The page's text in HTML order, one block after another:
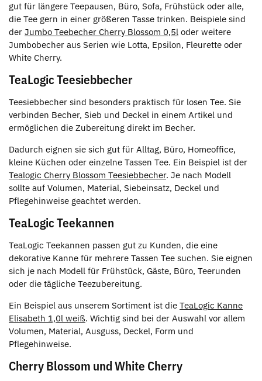
gut für längere Teepausen, Büro, Sofa, Frühstück oder alle,
die Tee gern in einer größeren Tasse trinken. Beispiele sind
der Jumbo Teebecher Cherry Blossom 0,5l oder weitere
Jumbobecher aus Serien wie Lotta, Epsilon, Fleurette oder
White Cherry.
TeaLogic Teesiebbecher
Teesiebbecher sind besonders praktisch für losen Tee. Sie
verbinden Becher, Sieb und Deckel in einem Artikel und
ermöglichen die Zubereitung direkt im Becher.
Dadurch eignen sie sich gut für Alltag, Büro, Homeoffice,
kleine Küchen oder einzelne Tassen Tee. Ein Beispiel ist der
Tealogic Cherry Blossom Teesiebbecher. Je nach Modell
sollte auf Volumen, Material, Siebeinsatz, Deckel und
Pflegehinweise geachtet werden.
TeaLogic Teekannen
TeaLogic Teekannen passen gut zu Kunden, die eine
dekorative Kanne für mehrere Tassen Tee suchen. Sie eignen
sich je nach Modell für Frühstück, Gäste, Büro, Teerunden
oder die tägliche Teezubereitung.
Ein Beispiel aus unserem Sortiment ist die TeaLogic Kanne
Elisabeth 1,0l weiß. Wichtig sind bei der Auswahl vor allem
Volumen, Material, Ausguss, Deckel, Form und
Pflegehinweise.
Cherry Blossom und White Cherry